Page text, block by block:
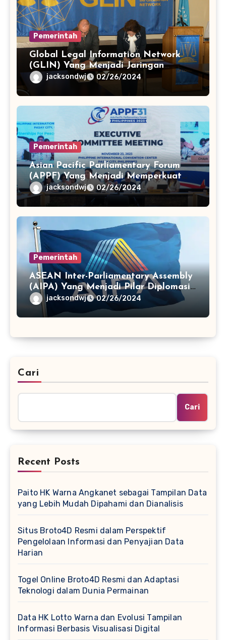
Pemerintah
Global Legal Information Network
(GLIN) Yang Menjadi Jaringan
Pengetahuan Hukum Internasional
jacksondwj 02/26/2024
Pemerintah
Asian Pacific Parliamentary Forum
(APPF) Yang Menjadi Memperkuat
Diplomasi dan Kerjasama
Antarparlemen
jacksondwj 02/26/2024
Pemerintah
ASEAN Inter-Parliamentary Assembly
(AIPA) Yang Menjadi Pilar Diplomasi
Parlemen Di Asia Tenggara
jacksondwj 02/26/2024
Cari
Cari
Recent Posts
Paito HK Warna Angkanet sebagai Tampilan Data
yang Lebih Mudah Dipahami dan Dianalisis
Situs Broto4D Resmi dalam Perspektif
Pengelolaan Informasi dan Penyajian Data
Harian
Togel Online Broto4D Resmi dan Adaptasi
Teknologi dalam Dunia Permainan
Data HK Lotto Warna dan Evolusi Tampilan
Informasi Berbasis Visualisasi Digital